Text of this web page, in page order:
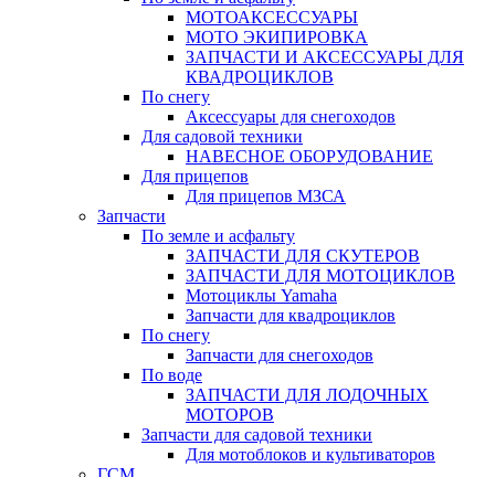
МОТОАКСЕССУАРЫ
МОТО ЭКИПИРОВКА
ЗАПЧАСТИ И АКСЕССУАРЫ ДЛЯ
КВАДРОЦИКЛОВ
По снегу
Аксессуары для снегоходов
Для садовой техники
НАВЕСНОЕ ОБОРУДОВАНИЕ
Для прицепов
Для прицепов МЗСА
Запчасти
По земле и асфальту
ЗАПЧАСТИ ДЛЯ СКУТЕРОВ
ЗАПЧАСТИ ДЛЯ МОТОЦИКЛОВ
Мотоциклы Yamaha
Запчасти для квадроциклов
По снегу
Запчасти для снегоходов
По воде
ЗАПЧАСТИ ДЛЯ ЛОДОЧНЫХ
МОТОРОВ
Запчасти для садовой техники
Для мотоблоков и культиваторов